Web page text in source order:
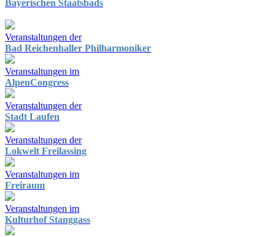
Bayerischen Staatsbads
Veranstaltungen der
Bad Reichenhaller Philharmoniker
Veranstaltungen im
AlpenCongress
Veranstaltungen der
Stadt Laufen
Veranstaltungen der
Lokwelt Freilassing
Veranstaltungen im
Freiraum
Veranstaltungen im
Kulturhof Stanggass